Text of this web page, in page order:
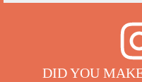
DID YOU